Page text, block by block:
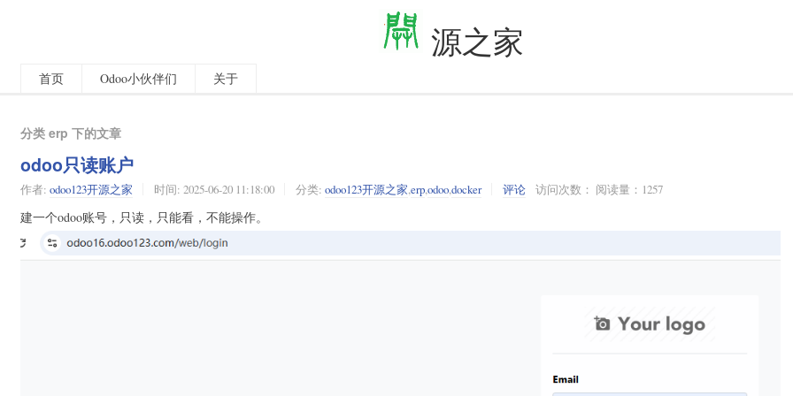
源之家
首页 Odoo小伙伴们 关于
分类 erp 下的文章
odoo只读账户
作者:odoo123开源之家 时间:2025-06-20 11:18:00 分类:odoo123开源之家,erp,odoo,docker 评论 访问次数： 阅读量：1257
建一个odoo账号，只读，只能看，不能操作。